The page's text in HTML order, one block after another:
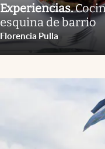
Experiencias.
esquina de barrio
Florencia Pulla